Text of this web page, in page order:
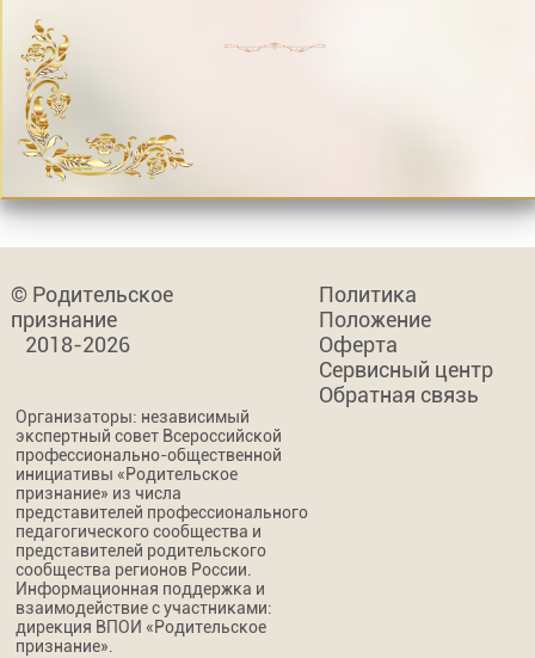
© Родительское
признание
2018-2026
Политика
Положение
Оферта
Сервисный центр
Обратная связь
Организаторы: независимый
экспертный совет Всероссийской
профессионально-общественной
инициативы «Родительское
признание» из числа
представителей профессионального
педагогического сообщества и
представителей родительского
сообщества регионов России.
Информационная поддержка и
взаимодействие с участниками:
дирекция ВПОИ «Родительское
признание».